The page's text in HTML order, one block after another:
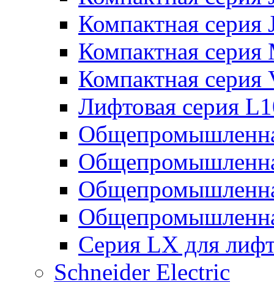
Компактная серия
Компактная серия
Компактная серия
Лифтовая серия
Серия LX для
Schneider Electric